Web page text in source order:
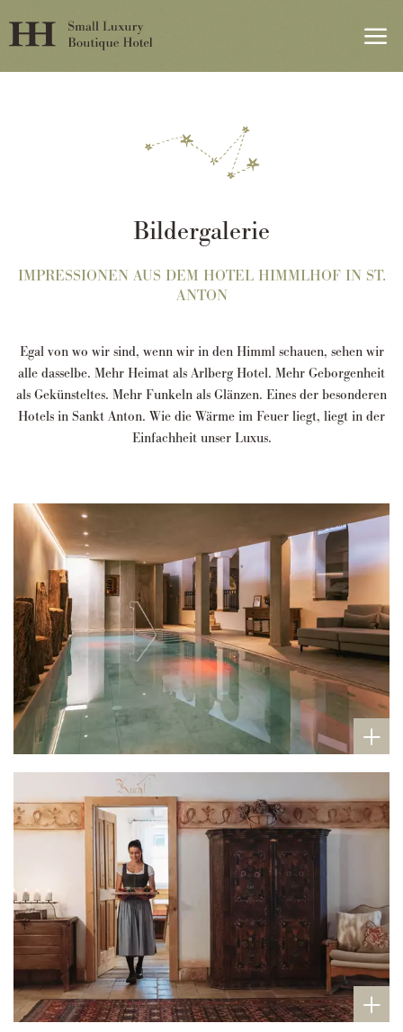
Bildergalerie
IMPRESSIONEN AUS DEM HOTEL HIMMLHOF IN ST.
ANTON
Egal von wo wir sind, wenn wir in den Himml schauen, sehen wir
alle dasselbe. Mehr Heimat als Arlberg Hotel. Mehr Geborgenheit
als Gekünsteltes. Mehr Funkeln als Glänzen. Eines der besonderen
Hotels in Sankt Anton. Wie die Wärme im Feuer liegt, liegt in der
Einfachheit unser Luxus.